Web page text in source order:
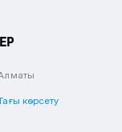
көрсету